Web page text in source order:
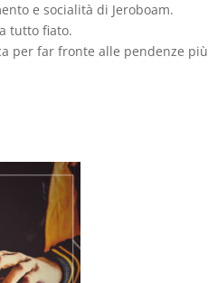
e socialità di Jeroboam.
tutto fiato.
per far fronte alle pendenze più